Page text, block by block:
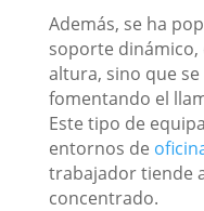
Además, se ha
soporte dinámico,
altura, sino que
fomentando el
Este tipo de
entornos de
trabajador tiende
concentrado.